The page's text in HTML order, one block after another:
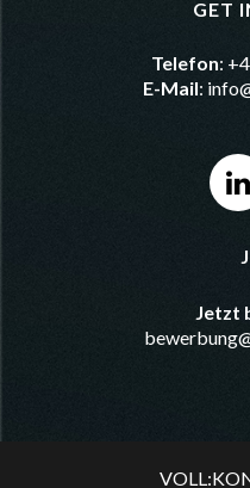
GET
Telefon:
E-Mail:
Jetzt